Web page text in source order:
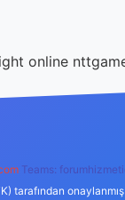
online
Teams:
tarafından